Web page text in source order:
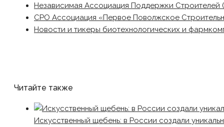
Независимая Ассоциация Поддержки Строителей
СРО Ассоциация «Первое Поволжское
Новости и тикеры биотехнологических и
Читайте также
Искусственный щебень: в России создали